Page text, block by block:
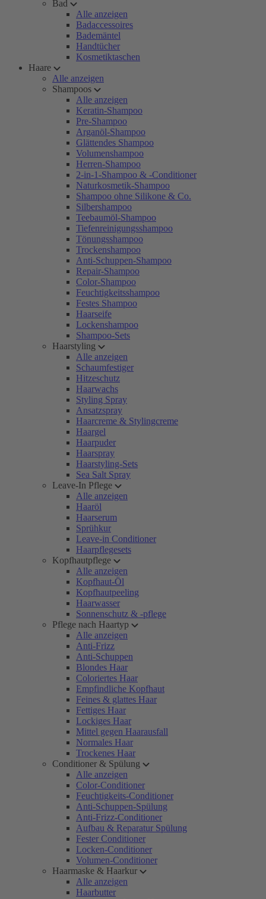
Bad
Alle anzeigen
Badaccessoires
Bademäntel
Handtücher
Kosmetiktaschen
Haare
Alle anzeigen
Shampoos
Alle anzeigen
Keratin-Shampoo
Pre-Shampoo
Arganöl-Shampoo
Glättendes Shampoo
Volumenshampoo
Herren-Shampoo
2-in-1-Shampoo & -Conditioner
Naturkosmetik-Shampoo
Shampoo ohne Silikone & Co.
Silbershampoo
Teebaumöl-Shampoo
Tiefenreinigungsshampoo
Tönungsshampoo
Trockenshampoo
Anti-Schuppen-Shampoo
Repair-Shampoo
Color-Shampoo
Feuchtigkeitsshampoo
Festes Shampoo
Haarseife
Lockenshampoo
Shampoo-Sets
Haarstyling
Alle anzeigen
Schaumfestiger
Hitzeschutz
Haarwachs
Styling Spray
Ansatzspray
Haarcreme & Stylingcreme
Haargel
Haarpuder
Haarspray
Haarstyling-Sets
Sea Salt Spray
Leave-In Pflege
Alle anzeigen
Haaröl
Haarserum
Sprühkur
Leave-in Conditioner
Haarpflegesets
Kopfhautpflege
Alle anzeigen
Kopfhaut-Öl
Kopfhautpeeling
Haarwasser
Sonnenschutz & -pflege
Pflege nach Haartyp
Alle anzeigen
Anti-Frizz
Anti-Schuppen
Blondes Haar
Coloriertes Haar
Empfindliche Kopfhaut
Feines & glattes Haar
Fettiges Haar
Lockiges Haar
Mittel gegen Haarausfall
Normales Haar
Trockenes Haar
Conditioner & Spülung
Alle anzeigen
Color-Conditioner
Feuchtigkeits-Conditioner
Anti-Schuppen-Spülung
Anti-Frizz-Conditioner
Aufbau & Reparatur Spülung
Fester Conditioner
Locken-Conditioner
Volumen-Conditioner
Haarmaske & Haarkur
Alle anzeigen
Haarbutter